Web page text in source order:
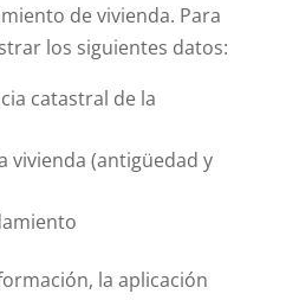
de vivienda. Para
los siguientes datos:
catastral de la
vivienda (antigüedad y
la aplicación